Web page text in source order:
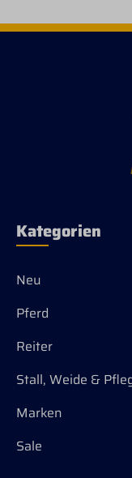
Kategorien
Neu
Pferd
Reiter
Stall, Weide &
Marken
Sale